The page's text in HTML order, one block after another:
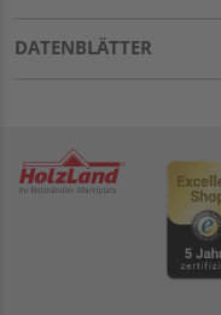
DATENBLÄTTER